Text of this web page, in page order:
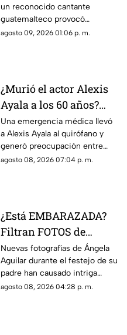
un reconocido cantante
guatemalteco provocó
confusión en redes sociales y
agosto 09, 2026 01:06 p. m.
¿Murió el actor Alexis
Ayala a los 60 años?
Esto sabemos tras
hospitalización de
URGENCIA
Una emergencia médica llevó
a Alexis Ayala al quirófano y
generó preocupación entre
sus seguidores, en TV Azteca
agosto 08, 2026 07:04 p. m.
¿Está EMBARAZADA?
Filtran FOTOS de
Ángela Aguilar durante
fiesta familiar; así luce
Nuevas fotografías de Ángela
Aguilar durante el festejo de su
padre han causado intriga
entre seguidores, en TV
agosto 08, 2026 04:28 p. m.